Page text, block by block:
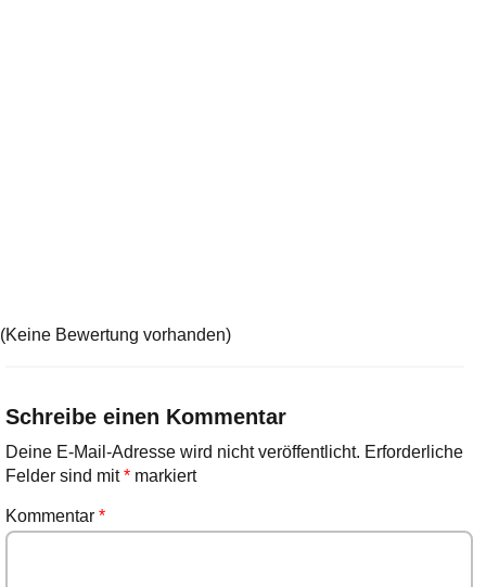
(Keine Bewertung vorhanden)
Schreibe einen Kommentar
Deine E-Mail-Adresse wird nicht veröffentlicht. Erforderliche
Felder sind mit*markiert
Kommentar *